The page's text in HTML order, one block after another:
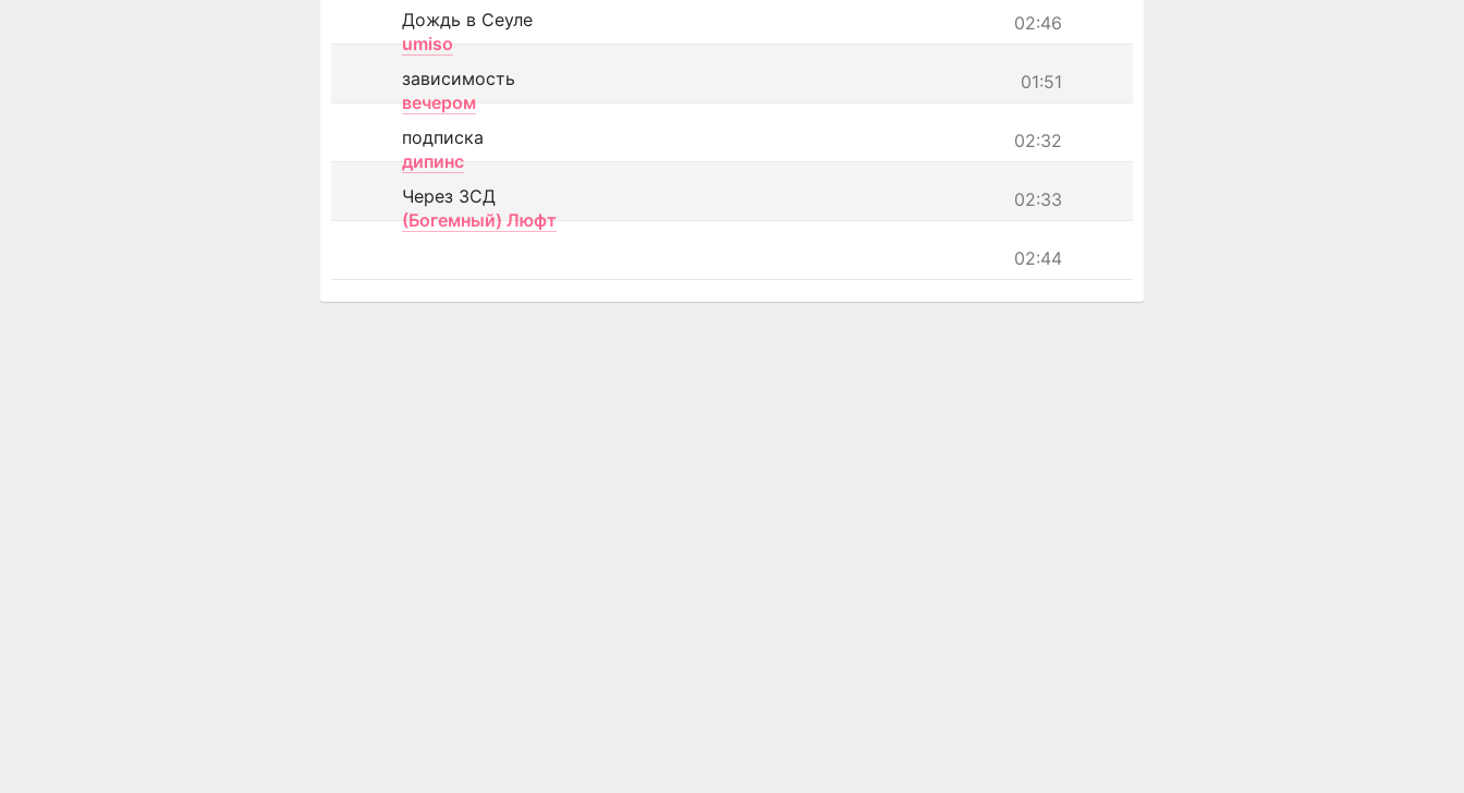
02:46
Дождь в Сеуле
umiso
01:51
зависимость
вечером
02:32
подписка
дипинс
02:33
Через ЗСД
(Богемный) Люфт
02:44